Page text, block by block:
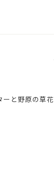
ーと野原の草花